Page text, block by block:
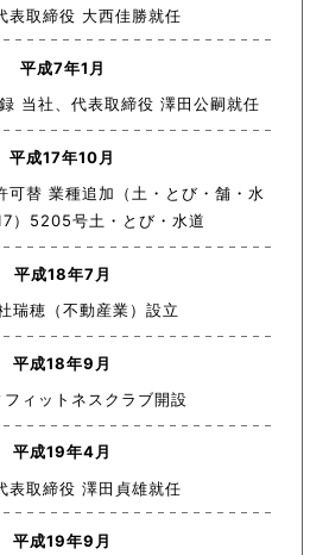
表取締役 大西佳勝就任
平成7年1月
当社、代表取締役 澤田公嗣就任
平成17年10月
可替 業種追加（土・とび・舗・水
）5205号土・とび・水道
平成18年7月
瑞穂（不動産業）設立
平成18年9月
フィットネスクラブ開設
平成19年4月
表取締役 澤田貞雄就任
平成19年9月